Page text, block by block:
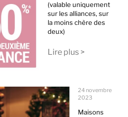
(valable uniquement
sur les alliances, sur
la moins chère des
deux)
Lire plus >
24 novembre
2023
Maisons